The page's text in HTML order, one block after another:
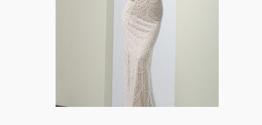
Formal wear photography
Branding